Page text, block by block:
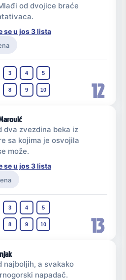
12
od dvojice braće
se u jos 3 lista
3 4 5
8 9 10
13
dva zvezdina beka iz
sa kojima je osvojila
može.
se u jos 3 lista
3 4 5
8 9 10
najboljih, a svakako
napadač.